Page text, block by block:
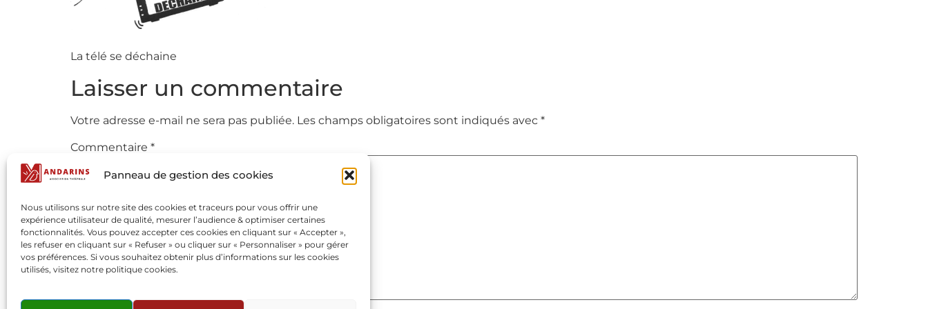
Panneau de gestion des cookies
Nous utilisons sur notre site des cookies et traceurs pour vous offrir une
expérience utilisateur de qualité, mesurer l’audience & optimiser certaines
fonctionnalités. Vous pouvez accepter ces cookies en cliquant sur « Accepter »,
les refuser en cliquant sur « Refuser » ou cliquer sur « Personnaliser » pour gérer
vos préférences. Si vous souhaitez obtenir plus d’informations sur les cookies
utilisés, visitez notre politique cookies.
La télé se déchaine
Laisser un commentaire
Votre adresse e-mail ne sera pas publiée. Les champs obligatoires sont indiqués avec *
Commentaire *